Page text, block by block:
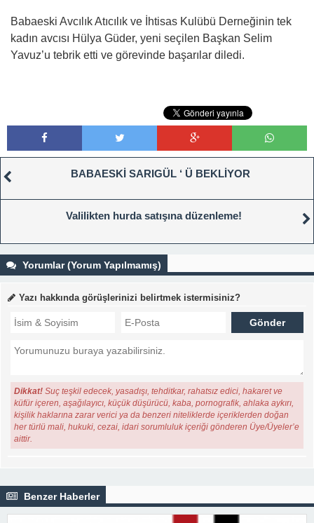
Babaeski Avcılık Atıcılık ve İhtisas Kulübü Derneğinin tek
kadın avcısı Hülya Güder, yeni seçilen Başkan Selim
Yavuz’u tebrik etti ve görevinde başarılar diledi.
BABAESKİ SARIGÜL ‘ Ü BEKLİYOR
Valilikten hurda satışına düzenleme!
Yorumlar (Yorum Yapılmamış)
Yazı hakkında görüşlerinizi belirtmek istermisiniz?
Dikkat! Suç teşkil edecek, yasadışı, tehditkar, rahatsız edici, hakaret ve
küfür içeren, aşağılayıcı, küçük düşürücü, kaba, pornografik, ahlaka aykırı,
kişilik haklarına zarar verici ya da benzeri niteliklerde içeriklerden doğan
her türlü mali, hukuki, cezai, idari sorumluluk içeriği gönderen Üye/Üyeler’e
aittir.
Benzer Haberler